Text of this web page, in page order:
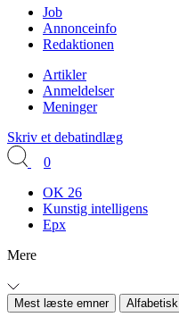
Job
Annonceinfo
Redaktionen
Artikler
Anmeldelser
Meninger
Skriv et debatindlæg
0
OK 26
Kunstig intelligens
Epx
Mere
Mest læste emner Alfabetisk